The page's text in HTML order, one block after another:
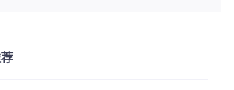
程序菜单与系统界面字体大小不一致